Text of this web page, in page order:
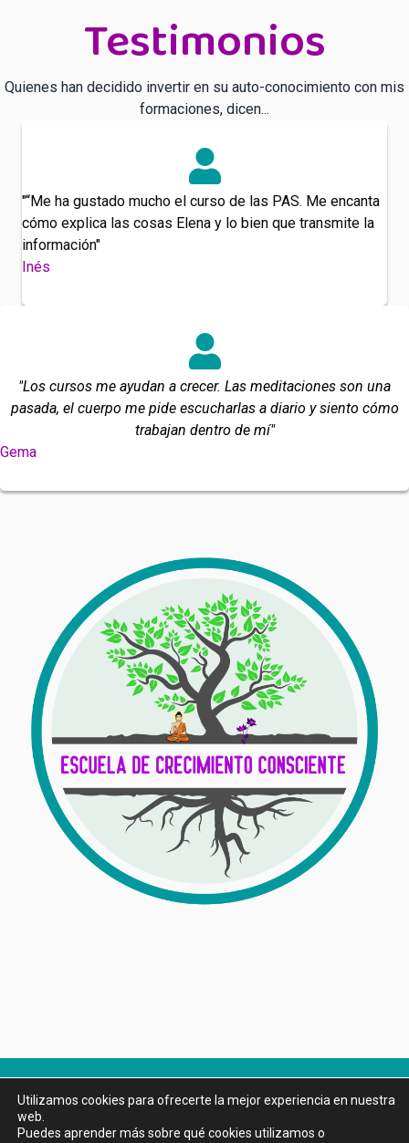
Testimonios
Quienes han decidido invertir en su auto-conocimiento con mis
formaciones, dicen...
"“Me ha gustado mucho el curso de las PAS. Me encanta
cómo explica las cosas Elena y lo bien que transmite la
información"
Inés
"Los cursos me ayudan a crecer. Las meditaciones son una
pasada, el cuerpo me pide escucharlas a diario y siento cómo
trabajan dentro de mí"
Gema
Utilizamos cookies para ofrecerte la mejor experiencia en nuestra
web.
Puedes aprender más sobre qué cookies utilizamos o